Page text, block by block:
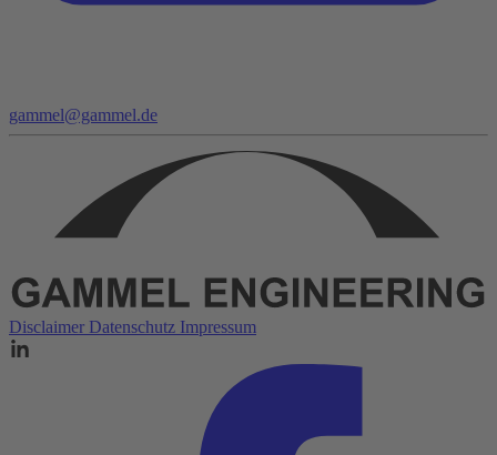
gammel@gammel.de
Disclaimer Datenschutz Impressum